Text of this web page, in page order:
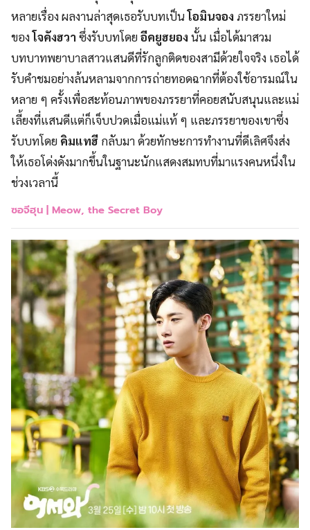
หลายเรื่อง ผลงานล่าสุดเธอรับบทเป็นโอมินจองภรรยาใหม่
ของโจคังฮวาซึ่งรับบทโดยอีคยูฮยองนั้น เมื่อได้มาสวม
บทบาทพยาบาลสาวแสนดีที่รักลูกติดของสามีด้วยใจจริง เธอได้
รับคำชมอย่างล้นหลามจากการถ่ายทอดฉากที่ต้องใช้อารมณ์ใน
หลาย ๆ ครั้งเพื่อสะท้อนภาพของภรรยาที่คอยสนับสนุนและแม่
เลี้ยงที่แสนดีแต่ก็เจ็บปวดเมื่อแม่แท้ ๆ และภรรยาของเขาซึ่ง
รับบทโดย คิมแทฮี กลับมา ด้วยทักษะการทำงานที่ดีเลิศจึงส่ง
ให้เธอโด่งดังมากขึ้นในฐานะนักแสดงสมทบที่มาแรงคนหนึ่งใน
ช่วงเวลานี้
ซอจีฮุน | Meow, the Secret Boy